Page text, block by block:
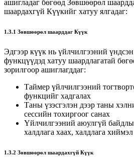
ашигладаг бөгөөд Зөвшөөрөл
шаардахгүй Күүкийг хатуу ялгадаг:
1.3.1 Зөвшөөрөл шаарддаг Күүк
Эдгээр күүк нь үйлчилгээний
функцүүдэд хатуу шаардлагатай
зорилгоор ашиглагддаг:
Таймер үйлчилгээний
функцийг хадгалах
Таны үзэсгэлэн дээр таны
сессийн тохиргоог санах
Үйлчилгээний аюулгүй
халдлага хаах, халдлага
1.3.2 Зөвшөөрөл шаардахгүй Күүк